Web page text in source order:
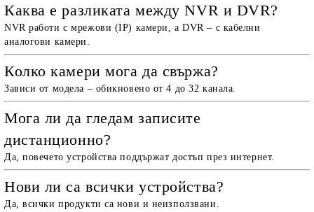
Каква е разликата между NVR и DVR?
NVR работи с мрежови (IP) камери, а DVR – с кабелни
аналогови камери.
Колко камери мога да свържа?
Зависи от модела – обикновено от 4 до 32 канала.
Мога ли да гледам записите
дистанционно?
Да, повечето устройства поддържат достъп през интернет.
Нови ли са всички устройства?
Да, всички продукти са нови и неизползвани.